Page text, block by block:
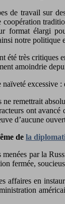
de travail sur
coopération
élargi
notre politique
été très critiques
amoindrie
naïveté excessive
remettrait
ont
d’aucune
de la
par la
fermée,
affaires en